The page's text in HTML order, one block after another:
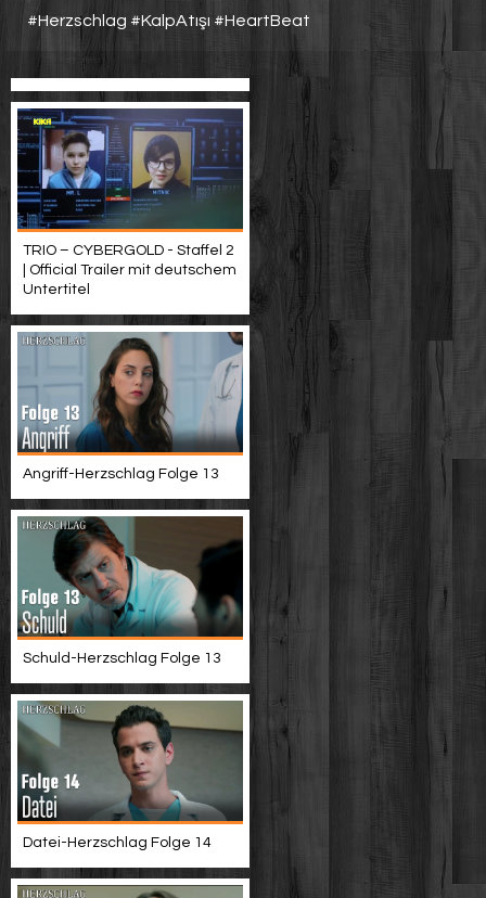
#Herzschlag #KalpAtışı #HeartBeat
TRIO – CYBERGOLD - Staffel 2
| Official Trailer mit deutschem
Untertitel
Angriff-Herzschlag Folge 13
Schuld-Herzschlag Folge 13
Datei-Herzschlag Folge 14